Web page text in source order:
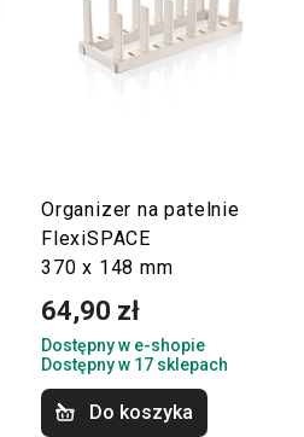
Organizer na patelnie
FlexiSPACE
370 x 148 mm
64,90 zł
Dostępny w e-shopie
Dostępny w 17 sklepach
Do koszyka